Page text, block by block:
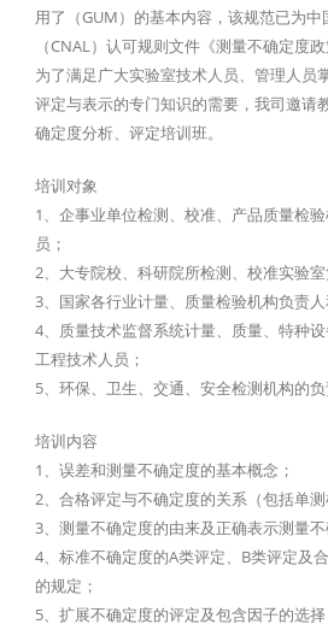
用了（GUM）的基本内容，该规范已为
（CNAL）认可规则文件《测量不确定度政
为了满足广大实验室技术人员、管理人员
评定与表示的专门知识的需要，我司邀请
确定度分析、评定培训班。
培训对象
1、企事业单位检测、校准、产品质量检
员；
2、大专院校、科研院所检测、校准实验
3、国家各行业计量、质量检验机构负责人
4、质量技术监督系统计量、质量、特种
工程技术人员；
5、环保、卫生、交通、安全检测机构的负
培训内容
1、误差和测量不确定度的基本概念；
2、合格评定与不确定度的关系（包括单测
3、测量不确定度的由来及正确表示测量不
4、标准不确定度的A类评定、B类评定及
的规定；
5、扩展不确定度的评定及包含因子的选择